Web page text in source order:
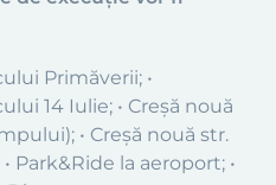
Primăverii; •
14 Iulie; • Creşă nouă
• Creşă nouă str.
Park&Ride la aeroport; •